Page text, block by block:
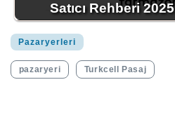
Satıcı Rehberi 2025
Pazaryerleri
pazaryeri Turkcell Pasaj